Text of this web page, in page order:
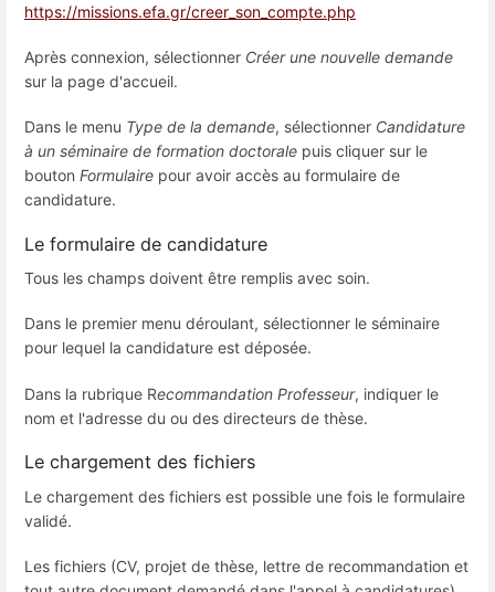
https://missions.efa.gr/creer_son_compte.php
Après connexion, sélectionner Créer une nouvelle demande
sur la page d'accueil.
Dans le menu Type de la demande, sélectionner Candidature
à un séminaire de formation doctorale puis cliquer sur le
bouton Formulaire pour avoir accès au formulaire de
candidature.
Le formulaire de candidature
Tous les champs doivent être remplis avec soin.
Dans le premier menu déroulant, sélectionner le séminaire
pour lequel la candidature est déposée.
Dans la rubrique Recommandation Professeur, indiquer le
nom et l'adresse du ou des directeurs de thèse.
Le chargement des fichiers
Le chargement des fichiers est possible une fois le formulaire
validé.
Les fichiers (CV, projet de thèse, lettre de recommandation et